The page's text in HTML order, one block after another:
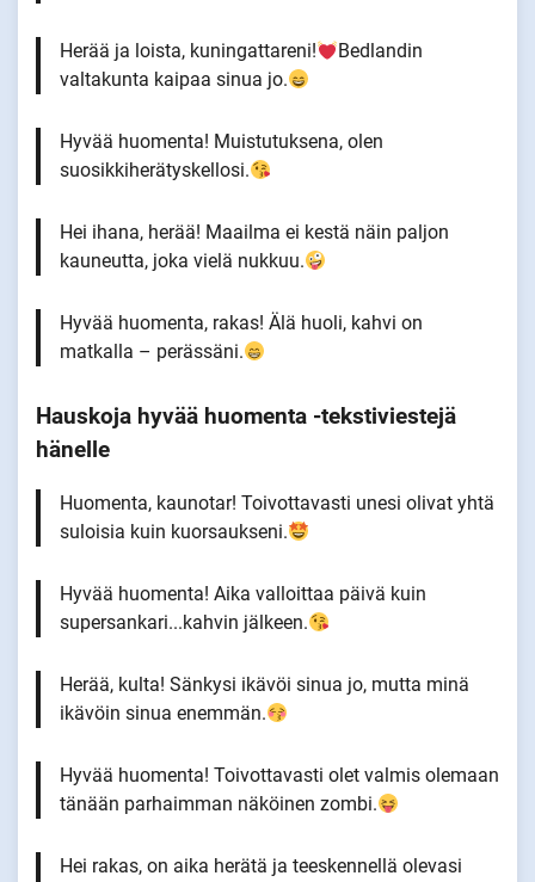
Herää ja loista, kuningattareni!
Bedlandin
valtakunta kaipaa sinua jo.
Hyvää huomenta! Muistutuksena, olen
suosikkiherätyskellosi.
Hei ihana, herää! Maailma ei kestä näin paljon
kauneutta, joka vielä nukkuu.
Hyvää huomenta, rakas! Älä huoli, kahvi on
matkalla – perässäni.
Hauskoja hyvää huomenta -tekstiviestejä
hänelle
Huomenta, kaunotar! Toivottavasti unesi olivat yhtä
suloisia kuin kuorsaukseni.
Hyvää huomenta! Aika valloittaa päivä kuin
supersankari...kahvin jälkeen.
Herää, kulta! Sänkysi ikävöi sinua jo, mutta minä
ikävöin sinua enemmän.
Hyvää huomenta! Toivottavasti olet valmis olemaan
tänään parhaimman näköinen zombi.
Hei rakas, on aika herätä ja teeskennellä olevasi